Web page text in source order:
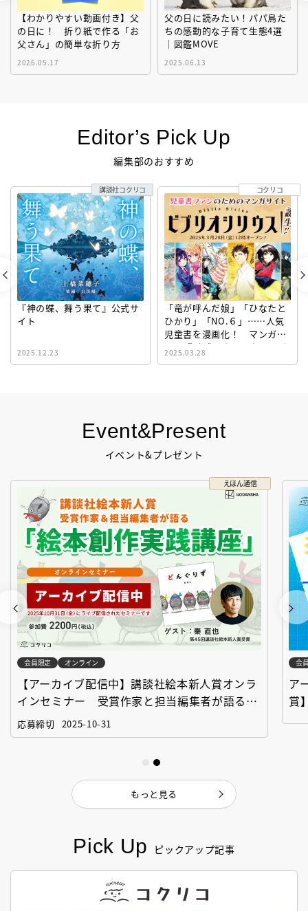
Pick Up ピックアップ記事
Event&Present
イベント&プレゼント
えほん通信
会員限定 オンライン
【アーカイブ配信中】講談社絵本新人賞オンラ
インセミナー 受賞作家と担当編集者が語る
「絵本創作実践講座」
応募締切 2025-10-31
会
ア
賞
もっと見る
【わかりやすい動画付き】父
の日に！ 折り紙で作る「お
父さん」の簡単な折り方
2026.05.17
父の日に読みたい！パパ鳥た
ちの感動的な子育て生態4選
｜図鑑MOVE
2025.06.13
Editor’s Pick Up
編集部のおすすめ
『神の蝶、舞う果て』公式サ
イト
2025.12.23
講談社コクリコ
「竜が呼んだ娘」「ひなたと
ひかり」「NO.６」……人気
児童書を漫画化！ マンガサ
イト『ビブリオシリウス』誕
生！
2025.03.28
コクリコ